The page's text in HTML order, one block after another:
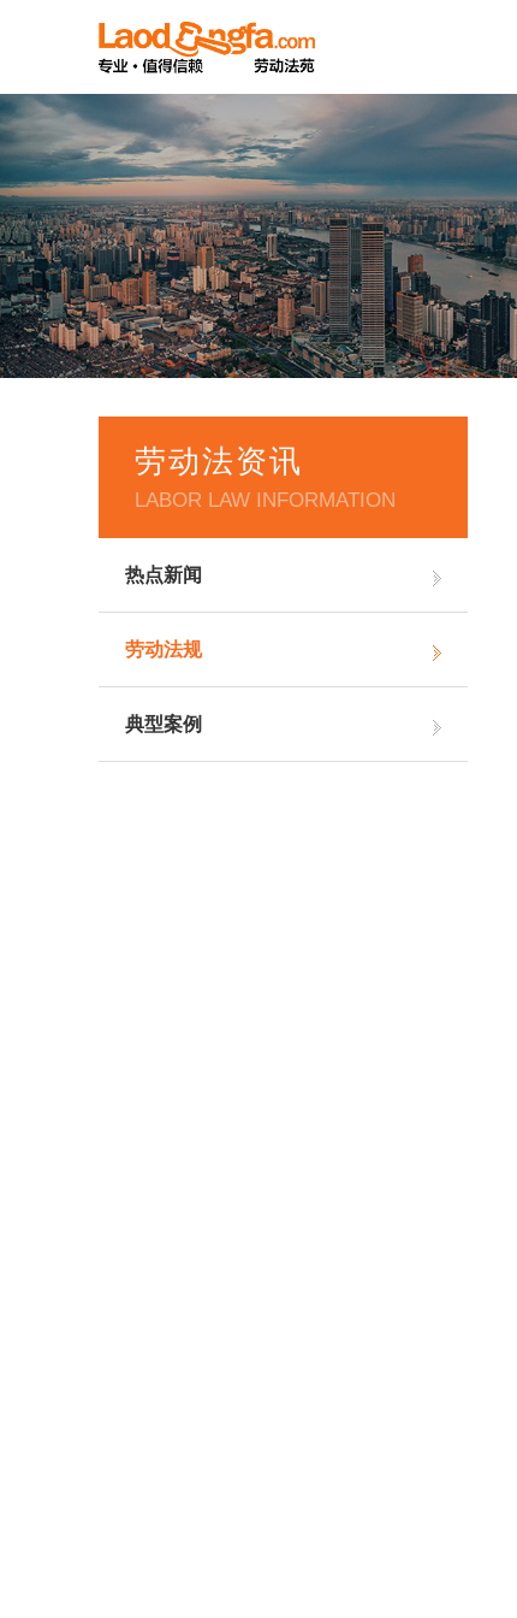
劳动法资讯
LABOR LAW INFORMATION
热点新闻
劳动法规
典型案例